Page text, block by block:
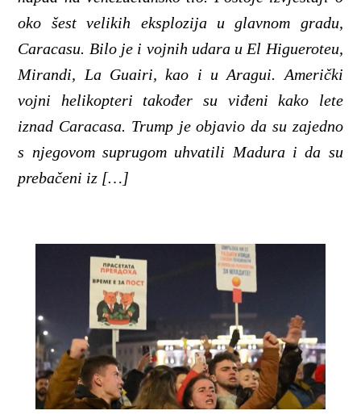
oko šest velikih eksplozija u glavnom gradu,
Caracasu. Bilo je i vojnih udara u El Higueroteu,
Mirandi, La Guairi, kao i u Aragui. Američki
vojni helikopteri također su viđeni kako lete
iznad Caracasa. Trump je objavio da su zajedno
s njegovom suprugom uhvatili Madura i da su
prebačeni iz […]